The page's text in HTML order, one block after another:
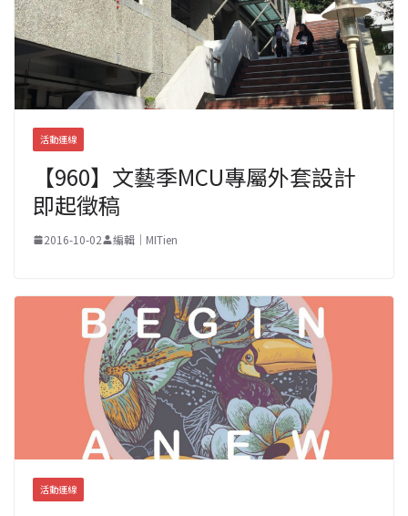
活動連線
【960】文藝季MCU專屬外套設計
即起徵稿
2016-10-02 編輯｜MITien
活動連線